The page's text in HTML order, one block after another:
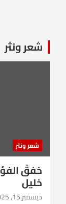
شعر ونثر
شعر ونثر
خفقُ
خليل
ديسمبر 15, 2025